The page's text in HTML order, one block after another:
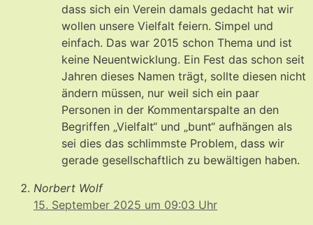
dass sich ein Verein damals gedacht hat wir
wollen unsere Vielfalt feiern. Simpel und
einfach. Das war 2015 schon Thema und ist
keine Neuentwicklung. Ein Fest das schon seit
Jahren dieses Namen trägt, sollte diesen nicht
ändern müssen, nur weil sich ein paar
Personen in der Kommentarspalte an den
Begriffen „Vielfalt“ und „bunt“ aufhängen als
sei dies das schlimmste Problem, dass wir
gerade gesellschaftlich zu bewältigen haben.
Norbert Wolf
15. September 2025 um 09:03 Uhr